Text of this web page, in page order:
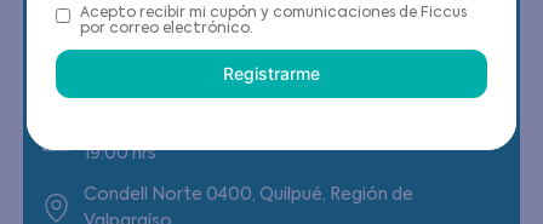
Contáctanos
(22) 6178818 - Compras Internet
19:00 hrs
Condell Norte 0400, Quilpué, Región de
Acepto recibir mi cupón y comunicaciones de Ficcus
por correo electrónico.
Registrarme